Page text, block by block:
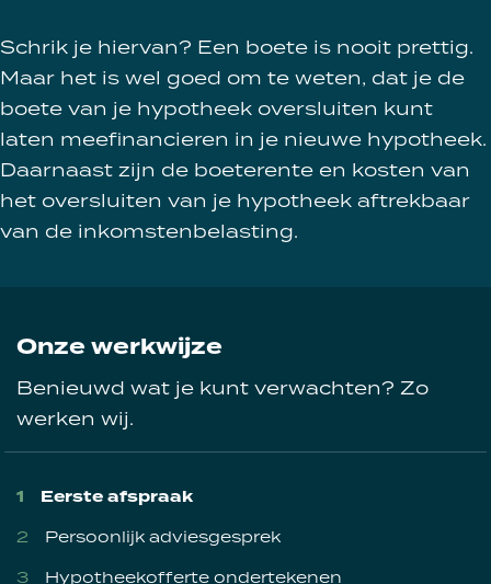
Schrik je hiervan? Een boete is nooit prettig.
Maar het is wel goed om te weten, dat je de
boete van je hypotheek oversluiten kunt
laten meefinancieren in je nieuwe hypotheek.
Daarnaast zijn de boeterente en kosten van
het oversluiten van je hypotheek aftrekbaar
van de inkomstenbelasting.
Onze werkwijze
Benieuwd wat je kunt verwachten? Zo
werken wij.
Eerste afspraak
Persoonlijk adviesgesprek
Hypotheekofferte ondertekenen